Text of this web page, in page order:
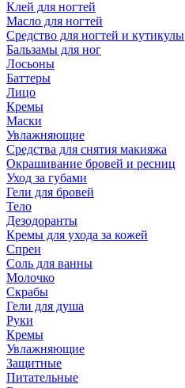
Клей для ногтей
Масло для ногтей
Средство для ногтей и кутикулы
Бальзамы для ног
Лосьоны
Баттеры
Лицо
Кремы
Маски
Увлажняющие
Средства для снятия макияжа
Окрашивание бровей и ресниц
Уход за губами
Гели для бровей
Тело
Дезодоранты
Кремы для ухода за кожей
Спреи
Соль для ванны
Молочко
Скрабы
Гели для душа
Руки
Кремы
Увлажняющие
Защитные
Питательные